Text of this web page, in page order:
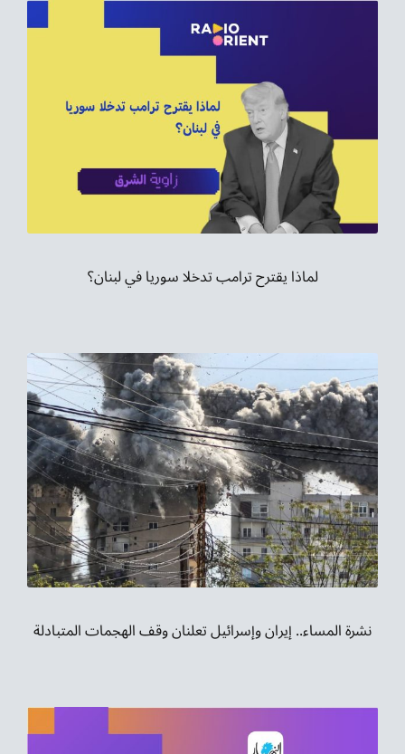
لماذا يقترح ترامب تدخلا سوريا في لبنان؟
نشرة المساء.. إيران وإسرائيل تعلنان وقف الهجمات المتبادلة